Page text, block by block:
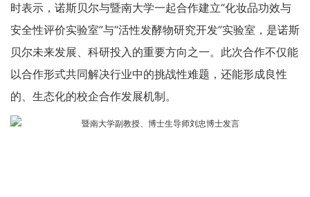
时表示，诺斯贝尔与暨南大学一起合作建立“化妆品功效与
安全性评价实验室”与“活性发酵物研究开发”实验室，是诺斯
贝尔未来发展、科研投入的重要方向之一。此次合作不仅能
以合作形式共同解决行业中的挑战性难题，还能形成良性
的、生态化的校企合作发展机制。